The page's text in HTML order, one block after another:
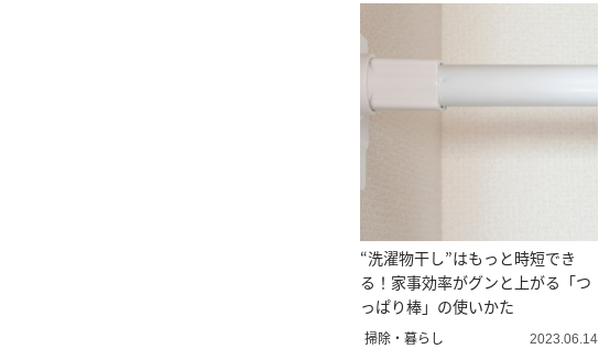
“洗濯物干し”はもっと時短でき
る！家事効率がグンと上がる「つ
っぱり棒」の使いかた
掃除・暮らし 2023.06.14